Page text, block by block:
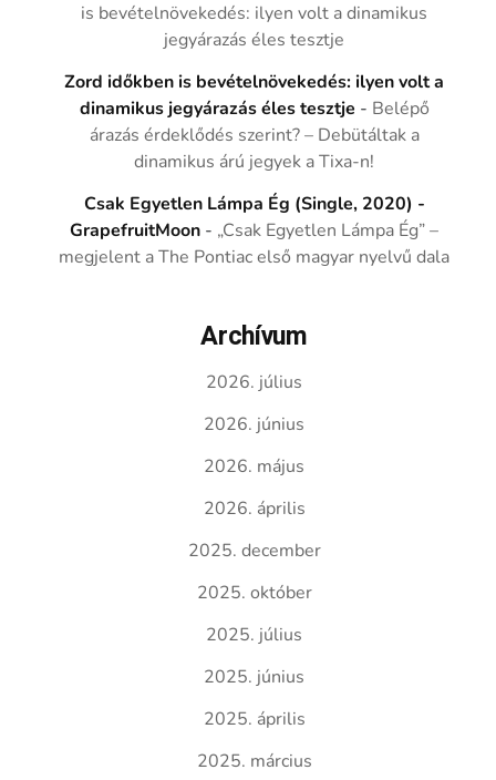
is bevételnövekedés: ilyen volt a dinamikus
jegyárazás éles tesztje
Zord időkben is bevételnövekedés: ilyen volt a
dinamikus jegyárazás éles tesztje - Belépő
árazás érdeklődés szerint? – Debütáltak a
dinamikus árú jegyek a Tixa-n!
Csak Egyetlen Lámpa Ég (Single, 2020) -
GrapefruitMoon - „Csak Egyetlen Lámpa Ég” –
megjelent a The Pontiac első magyar nyelvű dala
Archívum
2026. július
2026. június
2026. május
2026. április
2025. december
2025. október
2025. július
2025. június
2025. április
2025. március